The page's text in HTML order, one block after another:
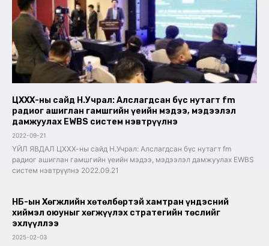
ЦХХХ-ны сайд Н.Учрал: Алслагдсан бүс нутагт fm
радиог ашиглан гамшгийн үеийн мэдээ, мэдээлэл
дамжуулах EWBS систем нэвтрүүлнэ
2022-09-21
ҮЙЛ ЯВДАЛ ЦХХХ-ны сайд Н.Учрал: Алслагдсан бүс нутагт fm
радиог ашиглан гамшгийн үеийн мэдээ, мэдээлэл дамжуулах EWBS
систем нэвтрүүлнэ 2022.09.21
НҮБ-ын Хөгжлийн хөтөлбөртэй хамтран үндэсний
хиймэл оюуныг хөгжүүлэх стратегийн төслийг
эхлүүллээ
2025-02-03